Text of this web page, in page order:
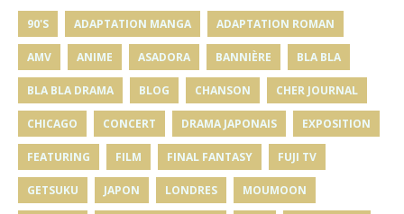
90'S ADAPTATION MANGA ADAPTATION ROMAN
AMV ANIME ASADORA BANNIÈRE BLA BLA
BLA BLA DRAMA BLOG CHANSON CHER JOURNAL
CHICAGO CONCERT DRAMA JAPONAIS EXPOSITION
FEATURING FILM FINAL FANTASY FUJI TV
GETSUKU JAPON LONDRES MOUMOON